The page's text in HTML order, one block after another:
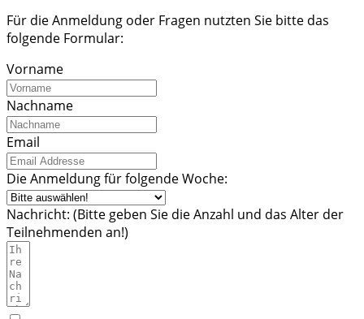
Für die Anmeldung oder Fragen nutzten Sie bitte das
folgende Formular:
Vorname
Nachname
Email
Die Anmeldung für folgende Woche:
Nachricht: (Bitte geben Sie die Anzahl und das Alter der
Teilnehmenden an!)